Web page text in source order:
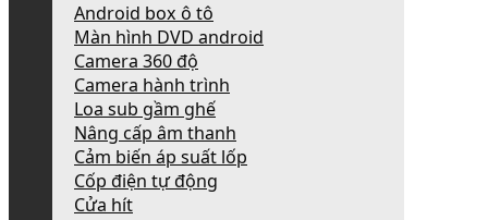
Android box ô tô
Màn hình DVD android
Camera 360 độ
Camera hành trình
Loa sub gầm ghế
Nâng cấp âm thanh
Cảm biến áp suất lốp
Cốp điện tự động
Cửa hít